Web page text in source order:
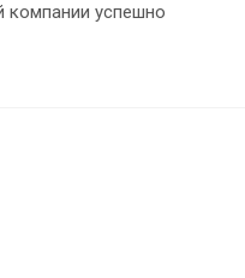
успешно